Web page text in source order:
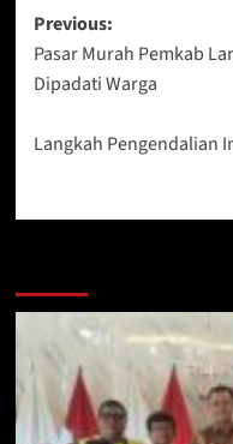
Post
navigation
Previous:
Pasar Murah Pemkab
Dipadati Warga
Langkah Pengendalian